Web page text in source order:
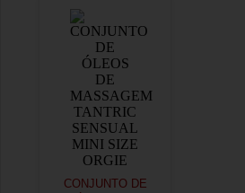
CONJUNTO DE